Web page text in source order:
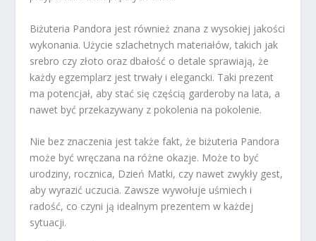
Biżuteria Pandora jest również znana z wysokiej jakości
wykonania. Użycie szlachetnych materiałów, takich jak
srebro czy złoto oraz dbałość o detale sprawiają, że
każdy egzemplarz jest trwały i elegancki. Taki prezent
ma potencjał, aby stać się częścią garderoby na lata, a
nawet być przekazywany z pokolenia na pokolenie.
Nie bez znaczenia jest także fakt, że biżuteria Pandora
może być wręczana na różne okazje. Może to być
urodziny, rocznica, Dzień Matki, czy nawet zwykły gest,
aby wyrazić uczucia. Zawsze wywołuje uśmiech i
radość, co czyni ją idealnym prezentem w każdej
sytuacji.